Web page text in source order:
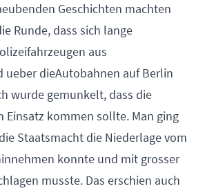
Geschichten machten
Runde, dass sich lange
aus
ueber dieAutobahnen auf Berlin
wurde gemunkelt, dass die
Einsatz kommen sollte. Man ging
Staatsmacht die Niederlage vom
konnte und mit grosser
musste. Das erschien auch